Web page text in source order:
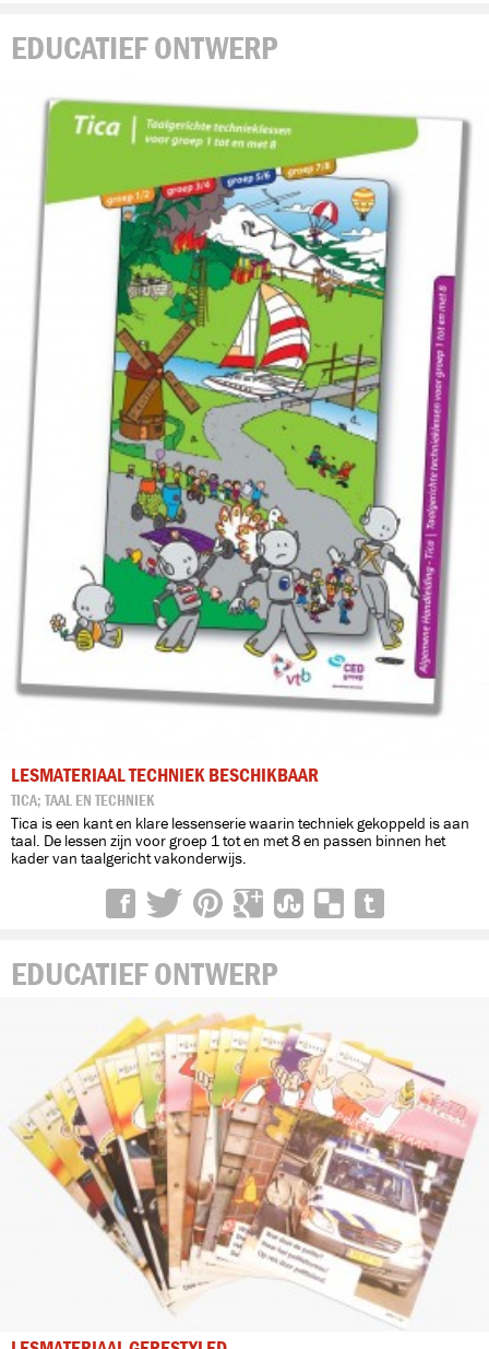
EDUCATIEF ONTWERP
LESMATERIAAL TECHNIEK BESCHIKBAAR
TICA; TAAL EN TECHNIEK
Tica is een kant en klare lessenserie waarin techniek gekoppeld is aan
taal. De lessen zijn voor groep 1 tot en met 8 en passen binnen het
kader van taalgericht vakonderwijs.
EDUCATIEF ONTWERP